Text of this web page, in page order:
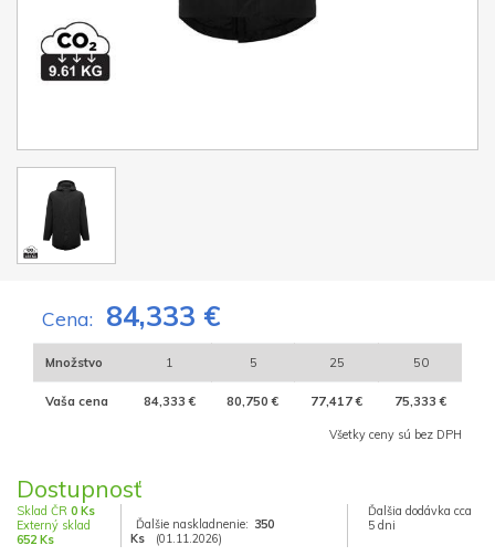
Cena: 84,333 €
Množstvo 1 5 25 50
Vaša cena 84,333 € 80,750 € 77,417 € 75,333 €
Všetky ceny sú bez DPH
Dostupnosť
Sklad ČR 0 Ks
Externý sklad
652 Ks
Ďalšie naskladnenie: 350
Ks
(01.11.2026)
Ďalšia dodávka cca
5 dni